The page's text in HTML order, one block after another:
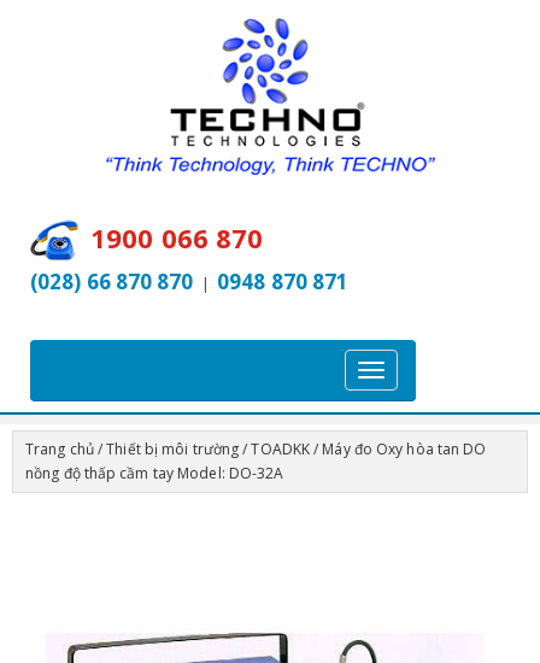
1900 066 870
(028) 66 870 870 | 0948 870 871
T
o
g
l
i
Trang chủ/Thiết bị môi trường/TOADKK/ Máy đo Oxy hòa tan DO
nồng độ thấp cầm tay Model: DO-32A